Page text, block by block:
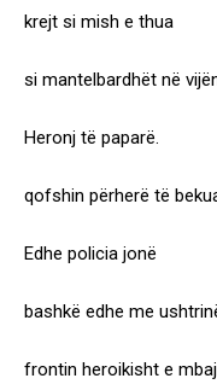
krejt si mish e thua
si mantelbardhët në
Heronj të paparë.
qofshin përherë të
Edhe policia jonë
bashkë edhe me
frontin heroikisht e